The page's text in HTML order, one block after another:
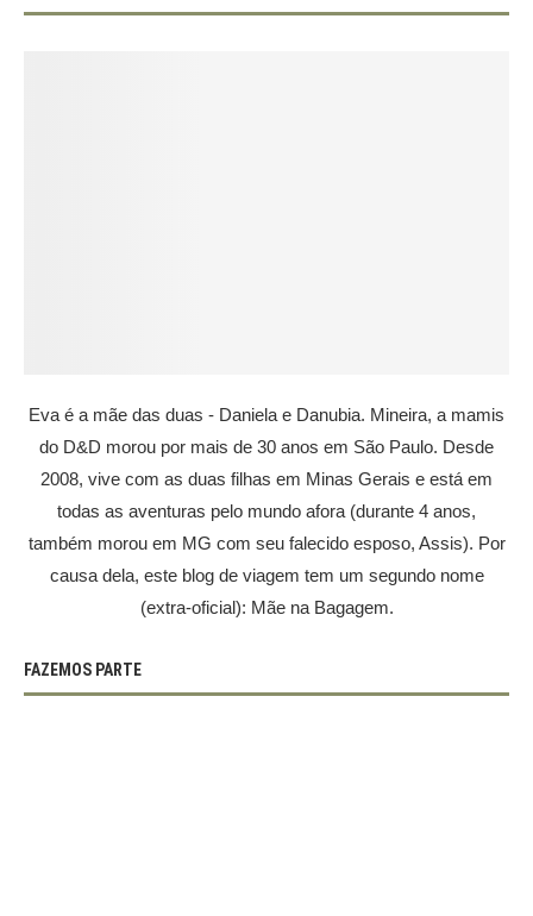
Eva é a mãe das duas - Daniela e Danubia. Mineira, a mamis
do D&D morou por mais de 30 anos em São Paulo. Desde
2008, vive com as duas filhas em Minas Gerais e está em
todas as aventuras pelo mundo afora (durante 4 anos,
também morou em MG com seu falecido esposo, Assis). Por
causa dela, este blog de viagem tem um segundo nome
(extra-oficial): Mãe na Bagagem.
FAZEMOS PARTE